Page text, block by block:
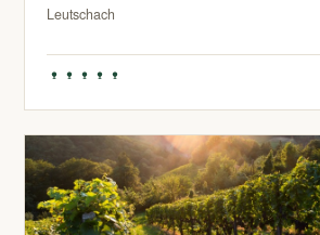
Leutschach